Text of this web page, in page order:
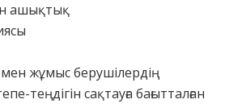
ашықтық
жұмыс берушілердің
теңдігін сақтауға бағытталған